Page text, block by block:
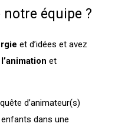
équipe ?
et d’idées et avez
l’animation et
d’animateur(s)
dans une